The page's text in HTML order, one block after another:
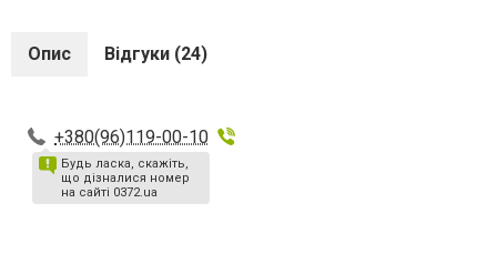
Опис Відгуки (24)
+380(96)119-00-10
Будь ласка, скажіть,
що дізналися номер
на сайті 0372.ua